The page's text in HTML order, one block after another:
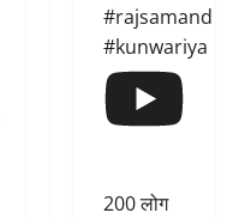
#rajsamand
#kunwariya
200 लोग